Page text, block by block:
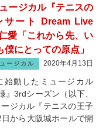
ージカル『テニスの
サート Dream Live
愛「これから先、い
にとっての原点」
ージカル 2020年4月13日
動したミュージカル
』3rdシーズン（以下、
ジカル『テニスの王子
から大阪城ホールで開